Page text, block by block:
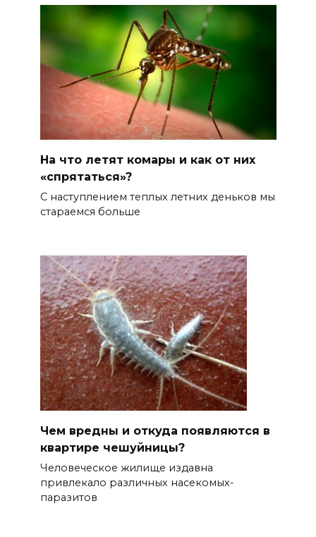
На что летят комары и как от них
«спрятаться»?
С наступлением теплых летних деньков мы
стараемся больше
Чем вредны и откуда появляются в
квартире чешуйницы?
Человеческое жилище издавна
привлекало различных насекомых-
паразитов